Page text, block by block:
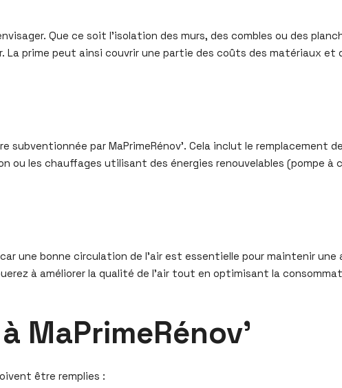
Que ce soit l’isolation des murs, des combles ou des
prime peut ainsi couvrir une partie des coûts des matériaux et
subventionnée par MaPrimeRénov’. Cela inclut le remplacement
les chauffages utilisant des énergies renouvelables (pompe à
une bonne circulation de l’air est essentielle pour maintenir une
à améliorer la qualité de l’air tout en optimisant la
MaPrimeRénov’
être remplies :